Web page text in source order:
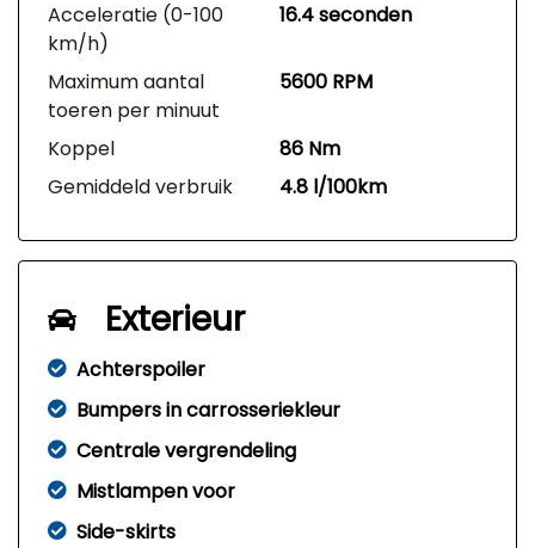
Acceleratie (0-100
km/h)
16.4 seconden
Maximum aantal
toeren per minuut
5600 RPM
Koppel
86 Nm
Gemiddeld verbruik
4.8 l/100km
Exterieur
Achterspoiler
Bumpers in carrosseriekleur
Centrale vergrendeling
Mistlampen voor
Side-skirts